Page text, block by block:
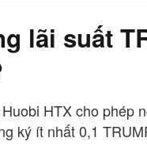
lãi suất
HTX cho phép
ký ít nhất 0,1